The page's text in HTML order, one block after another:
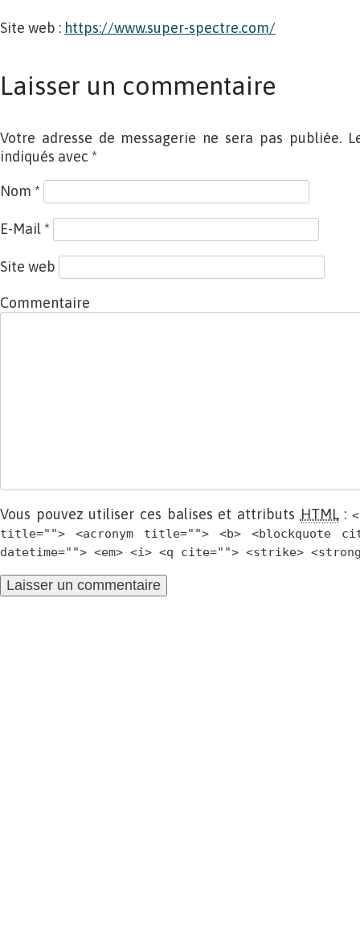
Site web : https://www.super-spectre.com/
Laisser un commentaire
Votre adresse de messagerie ne sera pas publiée.
indiqués avec *
Nom *
E-Mail *
Site web
Commentaire
Vous pouvez utiliser ces balises et attributs HTML:
title=""> <acronym title=""> <b> <blockquote
datetime=""> <em> <i> <q cite=""> <strike>